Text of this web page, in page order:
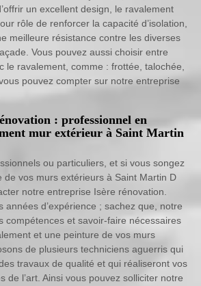
un excellent design, le ravalement
rôle de renforcer la capacité d’isolation,
meilleure résistance contre les diverses
Vous pouvez aussi choisir entre
le ravalement, comme : frottée, talochée,
pouvez compter sur notre entreprise
: professionnel en
mur extérieur à Saint Martin
ou particuliers, et si vous songez
de vos murs extérieurs à Saint Martin D
notre entreprise Isère rénovation.
années d’expérience ; sachez que, notre
compétences et savoir-faire nécessaires
et une peinture de vos murs
de plusieurs techniciens aguerris qui
travaux de qualité et qui réaliseront vos
de l’art. Ainsi vous pouvez solliciter notre